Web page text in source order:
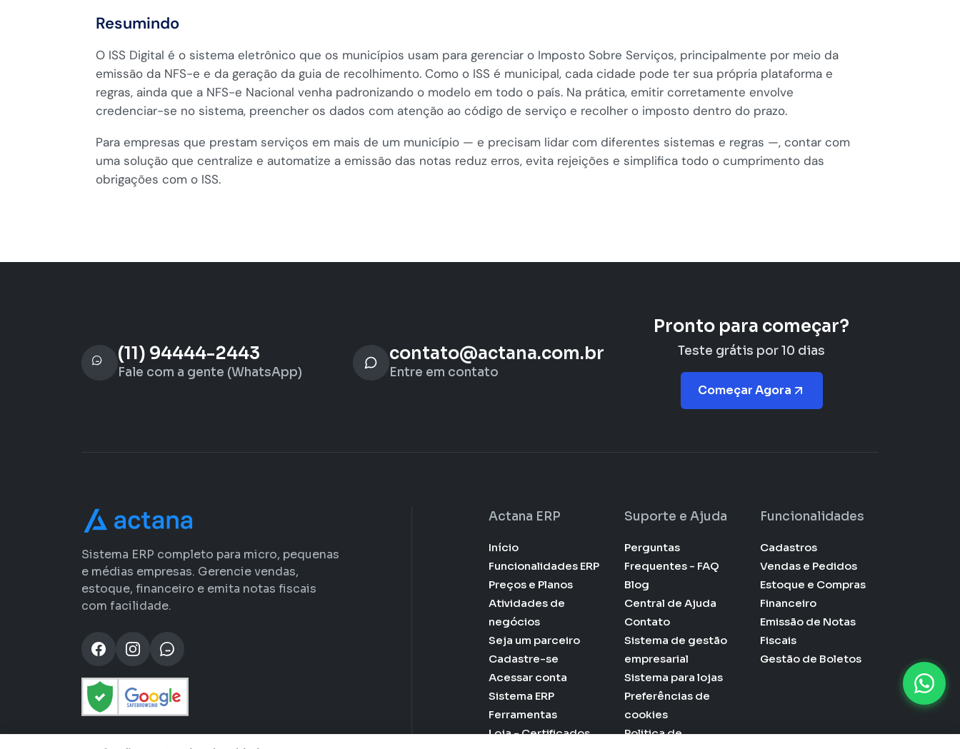
Resumindo
O ISS Digital é o sistema eletrônico que os municípios usam para gerenciar o Imposto Sobre Serviços, principalmente por meio da
emissão da NFS-e e da geração da guia de recolhimento. Como o ISS é municipal, cada cidade pode ter sua própria plataforma e
regras, ainda que a NFS-e Nacional venha padronizando o modelo em todo o país. Na prática, emitir corretamente envolve
credenciar-se no sistema, preencher os dados com atenção ao código de serviço e recolher o imposto dentro do prazo.
Para empresas que prestam serviços em mais de um município — e precisam lidar com diferentes sistemas e regras —, contar com
uma solução que centralize e automatize a emissão das notas reduz erros, evita rejeições e simplifica todo o cumprimento das
obrigações com o ISS.
(11) 94444-2443
Fale com a gente (WhatsApp)
contato@actana.com.br
Entre em contato
Pronto para começar?
Teste grátis por 10 dias
Começar Agora
Sistema ERP completo para micro, pequenas
e médias empresas. Gerencie vendas,
estoque, financeiro e emita notas fiscais
com facilidade.
Actana ERP
Início
Funcionalidades ERP
Preços e Planos
Atividades de
negócios
Seja um parceiro
Cadastre-se
Acessar conta
Sistema ERP
Ferramentas
Loja - Certificados
Suporte e Ajuda
Perguntas
Frequentes - FAQ
Blog
Central de Ajuda
Contato
Sistema de gestão
empresarial
Sistema para lojas
Preferências de
cookies
Politica de
Funcionalidades
Cadastros
Vendas e Pedidos
Estoque e Compras
Financeiro
Emissão de Notas
Fiscais
Gestão de Boletos